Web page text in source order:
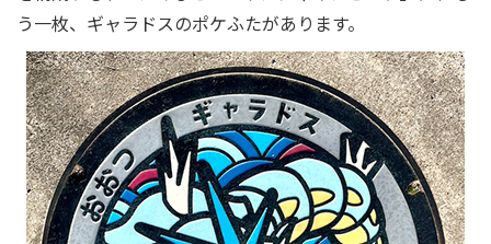
う一枚、ギャラドスのポケふたがあります。